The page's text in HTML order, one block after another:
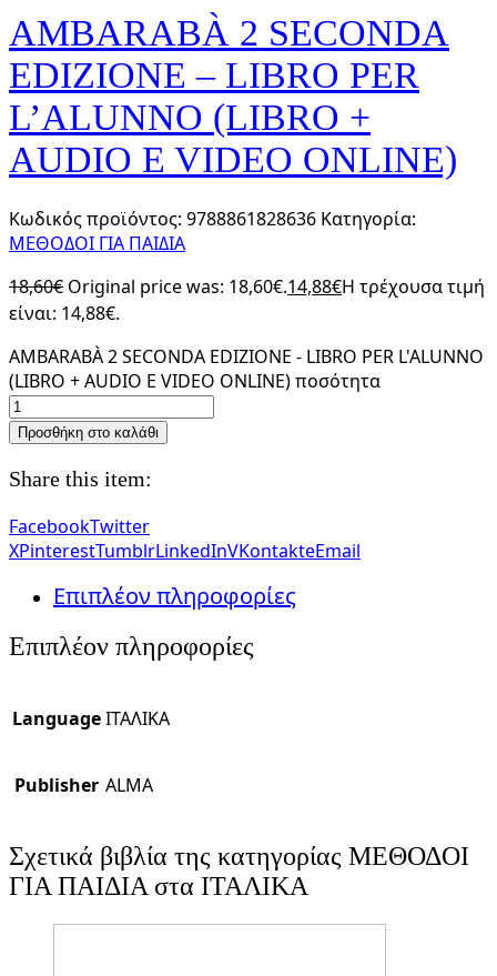
AMBARABÀ 2 SECONDA
EDIZIONE – LIBRO PER
L’ALUNNO (LIBRO +
AUDIO E VIDEO ONLINE)
Κωδικός προϊόντος: 9788861828636 Κατηγορία:
ΜΕΘΟΔΟΙ ΓΙΑ ΠΑΙΔΙΑ
18,60€ Original price was: 18,60€.14,88€Η τρέχουσα τιμή
είναι: 14,88€.
AMBARABÀ 2 SECONDA EDIZIONE - LIBRO PER L'ALUNNO
(LIBRO + AUDIO E VIDEO ONLINE) ποσότητα
Προσθήκη στο καλάθι
Share this item:
FacebookTwitter
XPinterestTumblrLinkedInVKontakteEmail
Επιπλέον πληροφορίες
Επιπλέον πληροφορίες
LanguageΙΤΑΛΙΚΑ
Publisher ALMA
Σχετικά βιβλία της κατηγορίας ΜΕΘΟΔΟΙ
ΓΙΑ ΠΑΙΔΙΑ στα ΙΤΑΛΙΚΑ